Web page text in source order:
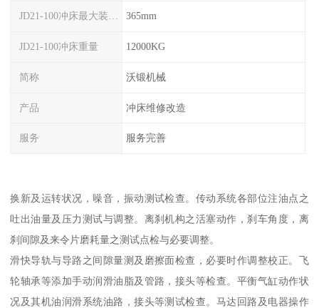
365mm
JD21-100冲床重量 12000KG
简称 沃锻机械
产品 冲床维修改造
服务 服务完善
换新及运转状况，噪音，振动测试检查。传动系统各部位注油点之
吐出油量及压力测试与调整。离刹机构之活塞动作，刹车角度，离
刹间隙及来令片磨耗量之测试点检与必要调整。
滑快导轨与导路之间隙量测及磨擦面检查，必要时作调整校正。飞
轮轴承等添加手动润滑油脂及管路，接头等检查。平衡气缸动作状
况及其机油润滑系统油路，接头等测试检查。马达回路及电器操作